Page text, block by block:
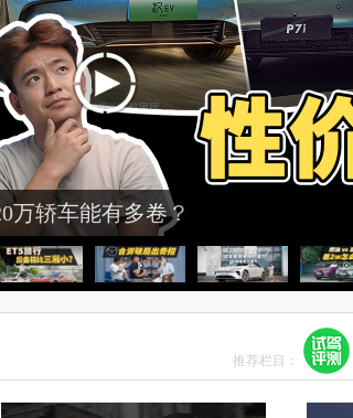
万轿车能有多卷？
推荐栏目：